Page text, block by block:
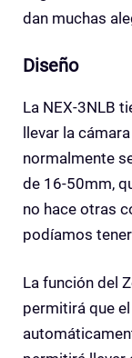
dan muchas
Diseño
La NEX-3NLB
llevar la
normalmente
de 16-50mm,
no hace otras
podíamos
La función del
permitirá que